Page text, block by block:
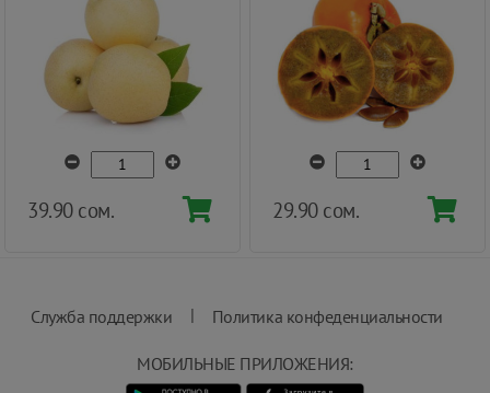
39.90 сом. 29.90 сом.
Служба поддержки | Политика конфеденциальности
МОБИЛЬНЫЕ ПРИЛОЖЕНИЯ: